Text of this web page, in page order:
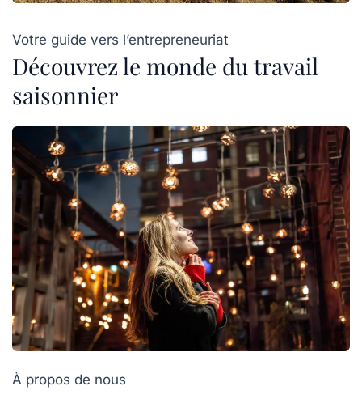
Votre guide vers l’entrepreneuriat
Découvrez le monde du travail
saisonnier
À propos de nous